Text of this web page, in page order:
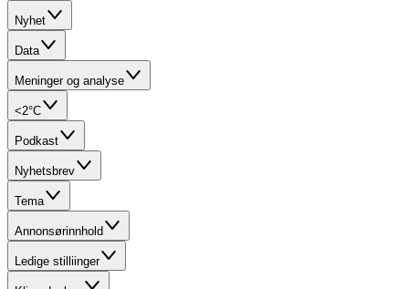
Nyhet
Data
Meninger og analyse
<2°C
Podkast
Nyhetsbrev
Tema
Annonsørinnhold
Ledige stilliinger